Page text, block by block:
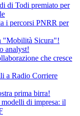
di Todi premiato per
i percorsi PNRR per
"Mobilità Sicura"!
analyst!
che cresce
a Radio Corriere
prima birra!
di impresa: il